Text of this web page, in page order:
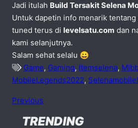
Jadi itulah Build Tersakit Selena
Untuk dapetin info menarik tentang
tuned terus di levelsatu.com dan
kami selanjutnya.
Salam sehat selalu 😀
Game, Gaming, Itemselena,
MobileLegends2022,
Previous
TRENDING